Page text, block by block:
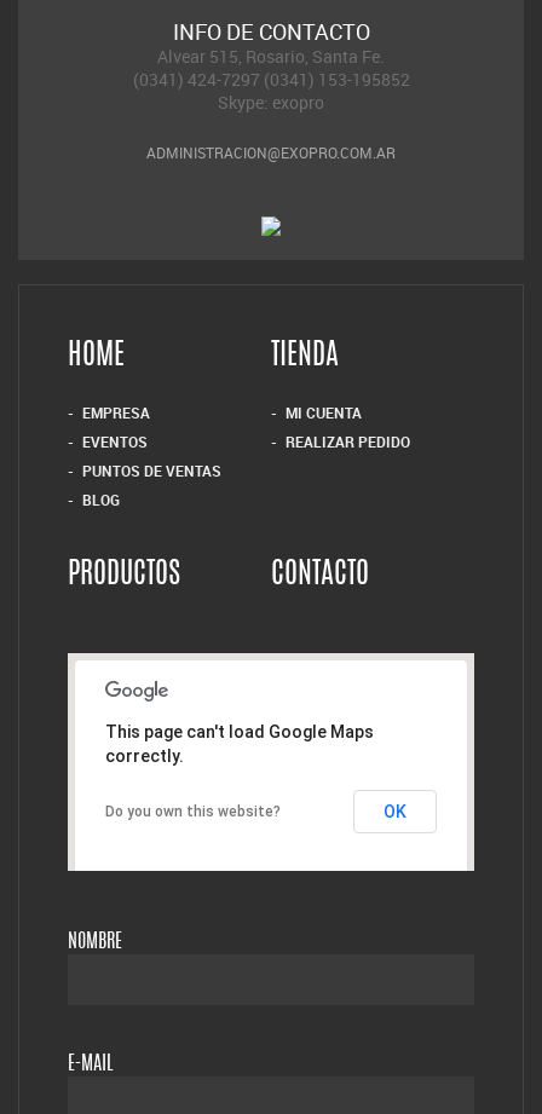
INFO DE CONTACTO
Alvear 515, Rosario, Santa Fe.
(0341) 424-7297 (0341) 153-195852
Skype: exopro
ADMINISTRACION@EXOPRO.COM.AR
HOME
EMPRESA
EVENTOS
PUNTOS DE VENTAS
BLOG
TIENDA
MI CUENTA
REALIZAR PEDIDO
PRODUCTOS CONTACTO
This page can't load Google Maps
correctly.
Do you own this website? OK
NOMBRE
E-MAIL